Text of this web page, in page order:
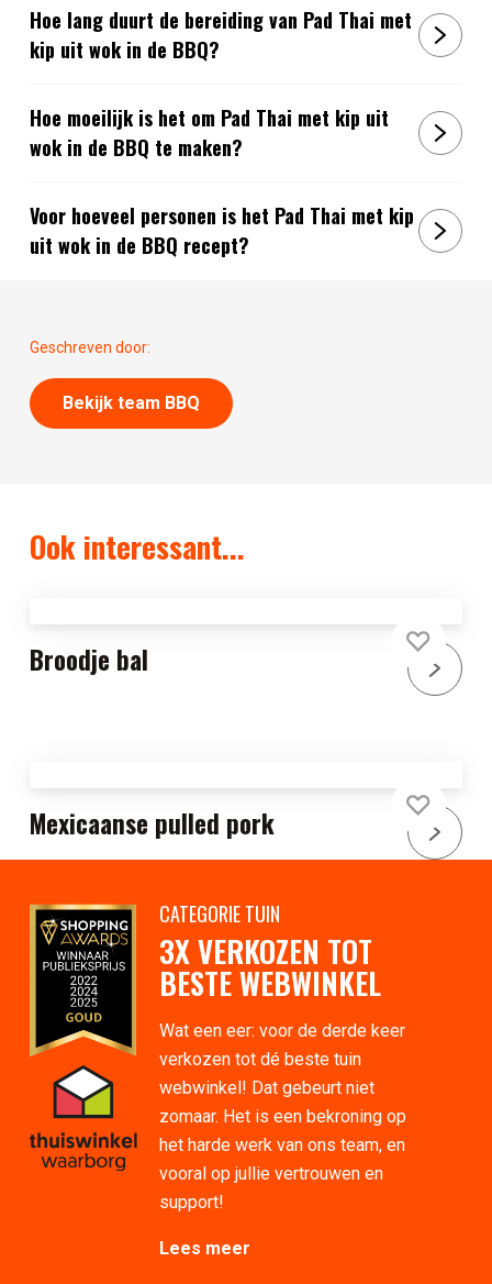
Hoe lang duurt de bereiding van Pad Thai met
kip uit wok in de BBQ?
Hoe moeilijk is het om Pad Thai met kip uit
wok in de BBQ te maken?
Voor hoeveel personen is het Pad Thai met kip
uit wok in de BBQ recept?
Geschreven door:
Bekijk team BBQ
Ook interessant...
Broodje bal
Mexicaanse pulled pork
CATEGORIE TUIN
3X VERKOZEN TOT
BESTE WEBWINKEL
Wat een eer: voor de derde keer
verkozen tot dé beste tuin
webwinkel! Dat gebeurt niet
zomaar. Het is een bekroning op
het harde werk van ons team, en
vooral op jullie vertrouwen en
support!
Lees meer